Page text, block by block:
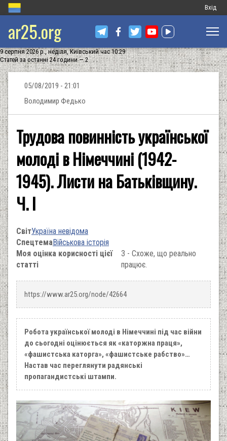
Меню
запису
Вхід
ar25.org
9 серпня 2026 р., неділя, Київський час 10:29
Статей за останні 24 години — 2
05/08/2019 - 21:01
Володимир Федько
Трудова повинність української
молоді в Німеччині (1942-
1945). Листи на Батьківщину.
Ч. I
СвітУкраїна невідома
СпецтемаВійськова історія
Моя оцінка корисності цієї
статті
3 - Схоже, що реально
працює.
https://www.ar25.org/node/42664
Робота української молоді в Німеччині під час війни
до сьогодні оцінюється як «каторжна праця»,
«фашистська каторга», «фашистське рабство»…
Настав час переглянути радянські
пропагандистські штампи.